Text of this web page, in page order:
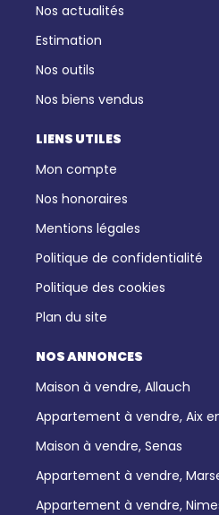
Nos actualités
Estimation
Nos outils
Nos biens vendus
LIENS UTILES
Mon compte
Nos honoraires
Mentions légales
Politique de confidentialité
Politique des cookies
Plan du site
NOS ANNONCES
Maison à vendre, Allauch
Appartement à vendre, Aix
Maison à vendre, Senas
Appartement à vendre,
Appartement à vendre,